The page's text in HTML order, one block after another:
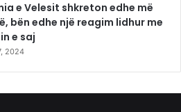
e Velesit shkreton edhe më
bën edhe një reagim lidhur me
e saj
2024